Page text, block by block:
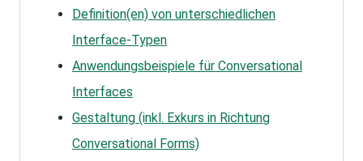
Definition(en) von unterschiedlichen
Interface-Typen
Anwendungsbeispiele für Conversational
Interfaces
Gestaltung (inkl. Exkurs in Richtung
Conversational Forms)